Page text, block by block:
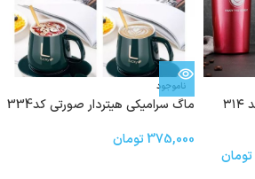
تومان
ناموجود
ماگ‌ سرامیکی هیتردار صورتی کد334
375,000تومان